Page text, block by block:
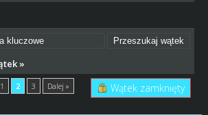
»
1 2 3 Dalej » Wątek zamknięty